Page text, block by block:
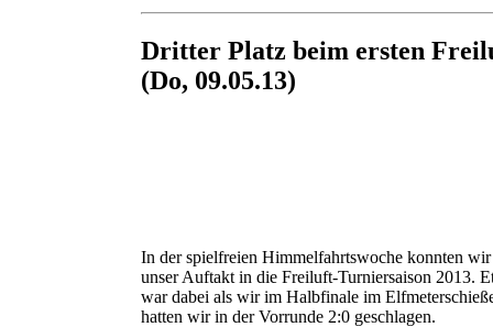
Dritter Platz beim ersten
(Do, 09.05.13)
In der spielfreien Himmelfahrtswoche konnten
unser Auftakt in die Freiluft-Turniersaison 2013.
war dabei als wir im Halbfinale im
hatten wir in der Vorrunde 2:0 geschlagen.